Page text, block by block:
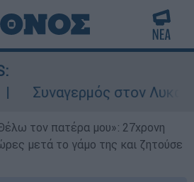
στον Λυκαβηττό: Σορός
τον πατέρα μου»: 27χρονη
μετά το γάμο της και ζητούσε